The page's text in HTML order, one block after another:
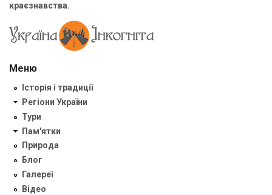
краєзнавства.
Меню
Історія і традиції
Регіони України
Тури
Пам'ятки
Природа
Блог
Галереї
Відео